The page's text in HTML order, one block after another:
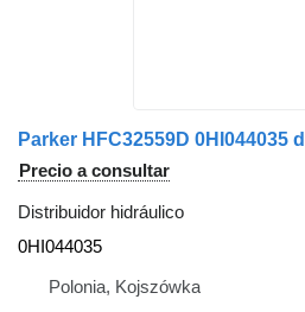
Parker HFC32559D
Precio a consultar
Distribuidor hidráulico
0HI044035
Polonia, Kojszówka